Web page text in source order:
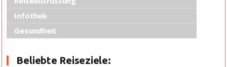
Infothek
Gesundheit
Beliebte Reiseziele: